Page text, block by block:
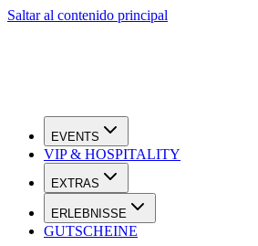
Saltar al contenido principal
EVENTS
VIP & HOSPITALITY
EXTRAS
ERLEBNISSE
GUTSCHEINE